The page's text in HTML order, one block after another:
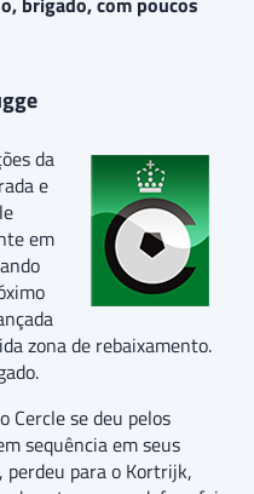
da
e
em
zona de rebaixamento.
Cercle se deu pelos
sequência em seus
para o Kortrijk,